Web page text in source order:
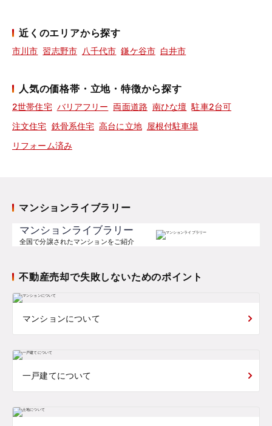
近くのエリアから探す
市川市 習志野市 八千代市 鎌ケ谷市 白井市
人気の価格帯・立地・特徴から探す
2世帯住宅 バリアフリー 両面道路 南ひな壇 駐車2台可
注文住宅 鉄骨系住宅 高台に立地 屋根付駐車場
リフォーム済み
マンションライブラリー
マンションライブラリー
全国で分譲されたマンションをご紹介
不動産売却で失敗しないためのポイント
マンションについて
一戸建てについて